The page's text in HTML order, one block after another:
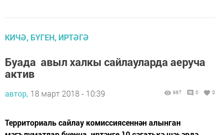
КИЧӘ, БҮГЕН, ИРТӘГӘ
Буада авыл халкы сайлауларда аеруча
актив
автор, 18 март 2018 - 10:39 967 0 0
Территориаль сайлау комиссиясеннән алынган